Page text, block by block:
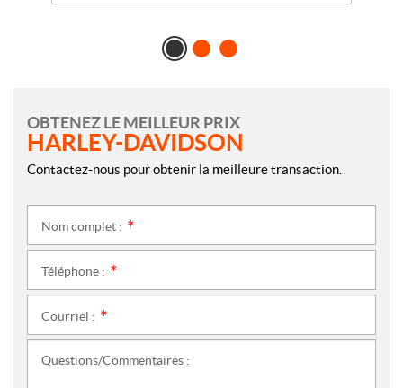
OBTENEZ LE MEILLEUR PRIX
HARLEY-DAVIDSON
Contactez-nous pour obtenir la meilleure transaction.
Nom complet :
Téléphone :
Courriel :
Questions/Commentaires :